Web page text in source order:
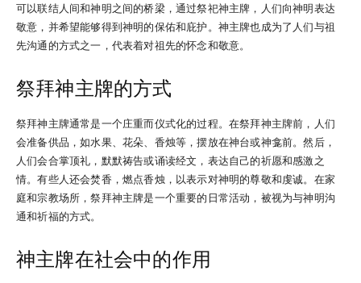
可以联结人间和神明之间的桥梁，通过祭祀神主牌，人们向神明表达
敬意，并希望能够得到神明的保佑和庇护。神主牌也成为了人们与祖
先沟通的方式之一，代表着对祖先的怀念和敬意。
祭拜神主牌的方式
祭拜神主牌通常是一个庄重而仪式化的过程。在祭拜神主牌前，人们
会准备供品，如水果、花朵、香烛等，摆放在神台或神龛前。然后，
人们会合掌顶礼，默默祷告或诵读经文，表达自己的祈愿和感激之
情。有些人还会焚香，燃点香烛，以表示对神明的尊敬和虔诚。在家
庭和宗教场所，祭拜神主牌是一个重要的日常活动，被视为与神明沟
通和祈福的方式。
神主牌在社会中的作用